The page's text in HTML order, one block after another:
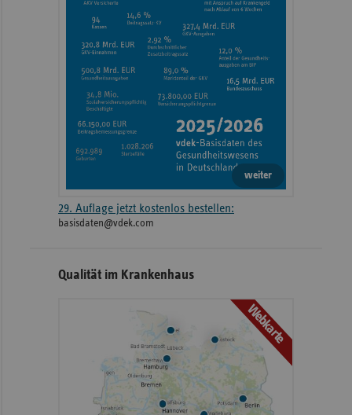
weiter
29. Auflage jetzt kostenlos bestellen:
basisdaten@vdek.com
Qualität im Krankenhaus
Webkarte